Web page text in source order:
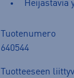
Heijastavia
Tuotenumero
640544
Tuotteeseen